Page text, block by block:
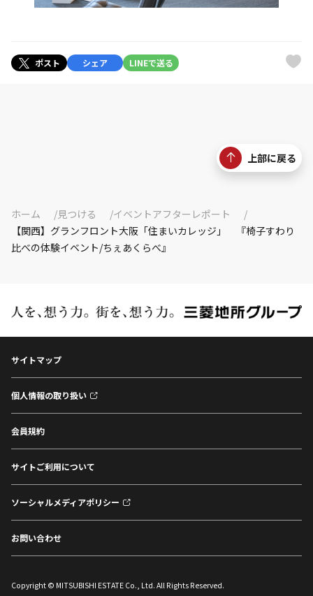
ポスト シェア LINEで送る
上部に戻る
ホーム 見つける
イベントアフターレポート
【関西】グランフロント大阪「住まいカレッジ」 『椅子すわり
比べの体験イベント/ちぇあくらべ』
サイトマップ
個人情報の取り扱い
会員規約
サイトご利用について
ソーシャルメディアポリシー
お問い合わせ
Copyright © MITSUBISHI ESTATE Co., Ltd. All Rights Reserved.